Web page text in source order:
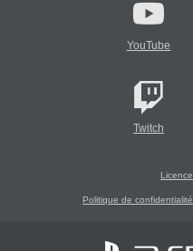
YouTube
Twitch
Licence
Politique de confidentialité